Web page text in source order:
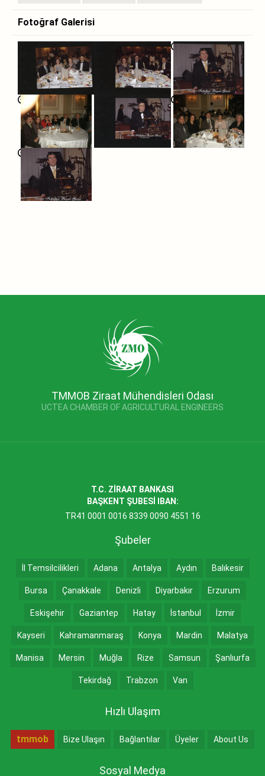
Fotoğraf Galerisi
TMMOB Ziraat Mühendisleri Odası
UCTEA CHAMBER OF AGRICULTURAL ENGINEERS
T.C. ZİRAAT BANKASI
BAŞKENT ŞUBESİ IBAN:
TR41 0001 0016 8339 0090 4551 16
Şubeler
İl Temsilcilikleri Adana Antalya Aydın Balıkesir
Bursa Çanakkale Denizli Diyarbakır Erzurum
Eskişehir Gaziantep Hatay İstanbul İzmir
Kayseri Kahramanmaraş Konya Mardin Malatya
Manisa Mersin Muğla Rize Samsun Şanlıurfa
Tekirdağ Trabzon Van
Hızlı Ulaşım
tmmob Bize Ulaşın Bağlantılar Üyeler About Us
Sosyal Medya